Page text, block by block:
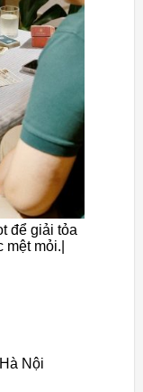
để giải tỏa
mỏi.|
Nội